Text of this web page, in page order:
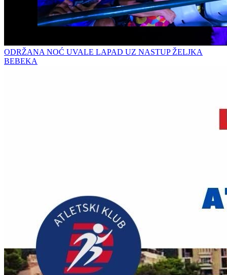
ODRŽANA NOĆ UVALE LAPAD UZ NASTUP ŽELJKA
BEBEKA